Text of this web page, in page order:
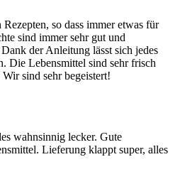
so dass immer etwas für
sind immer sehr gut und
der Anleitung lässt sich jedes
Die Lebensmittel sind sehr frisch
sind sehr begeistert!
wahnsinnig lecker. Gute
Lieferung klappt super, alles